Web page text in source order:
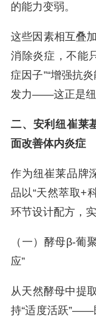
的能力变弱。
这些因素相互叠
消除炎症，不能
症因子”“增强抗
发力——这正是纽
二、安利纽崔莱
面改善体内炎症
作为纽崔莱品牌
品以“天然萃取+
环节设计配方，
（一）酵母β-葡
应”
从天然酵母中提
持“适度活跃”——